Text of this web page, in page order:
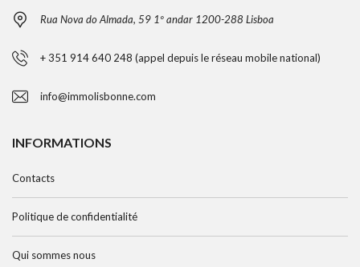
Rua Nova do Almada, 59 1º andar 1200-288 Lisboa
+ 351 914 640 248 (appel depuis le réseau mobile national)
info@immolisbonne.com
INFORMATIONS
Contacts
Politique de confidentialité
Qui sommes nous